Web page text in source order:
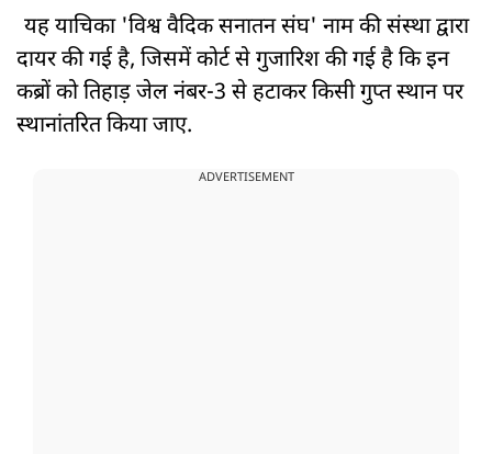
यह याचिका 'विश्व वैदिक सनातन संघ' नाम की संस्था द्वारा
दायर की गई है, जिसमें कोर्ट से गुजारिश की गई है कि इन
कब्रों को तिहाड़ जेल नंबर-3 से हटाकर किसी गुप्त स्थान पर
स्थानांतरित किया जाए.
ADVERTISEMENT